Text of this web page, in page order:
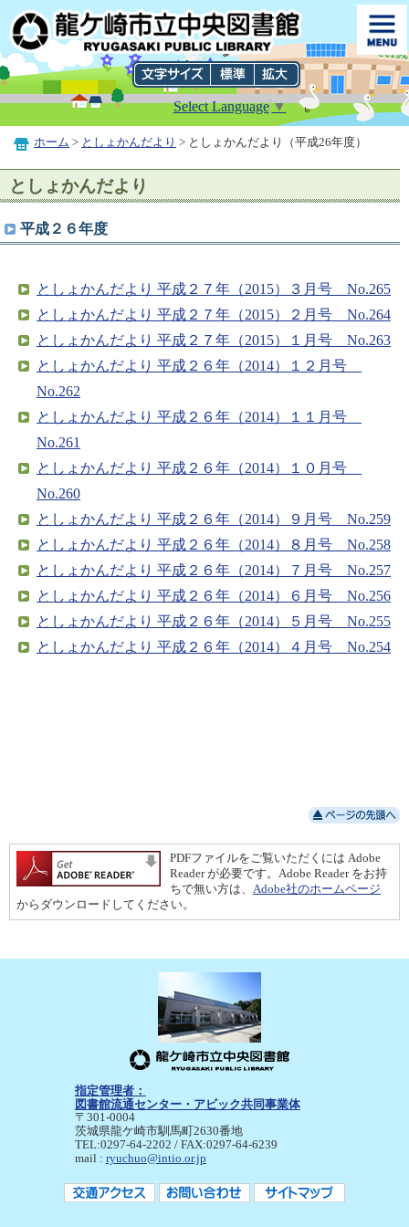
Select Language▼
ホーム > としょかんだより > としょかんだより（平成26年度）
としょかんだより
平成２６年度
としょかんだより 平成２７年（2015）３月号 No.265
としょかんだより 平成２７年（2015）２月号 No.264
としょかんだより 平成２７年（2015）１月号 No.263
としょかんだより 平成２６年（2014）１２月号
No.262
としょかんだより 平成２６年（2014）１１月号
No.261
としょかんだより 平成２６年（2014）１０月号
No.260
としょかんだより 平成２６年（2014）９月号 No.259
としょかんだより 平成２６年（2014）８月号 No.258
としょかんだより 平成２６年（2014）７月号 No.257
としょかんだより 平成２６年（2014）６月号 No.256
としょかんだより 平成２６年（2014）５月号 No.255
としょかんだより 平成２６年（2014）４月号 No.254
PDFファイルをご覧いただくには Adobe
Reader が必要です。Adobe Reader をお持
ちで無い方は、 Adobe社のホームページ
からダウンロードしてください。
指定管理者：
図書館流通センター・アビック共同事業体
〒301-0004
茨城県龍ケ崎市馴馬町2630番地
TEL:0297-64-2202 / FAX:0297-64-6239
mail : ryuchuo@intio.or.jp